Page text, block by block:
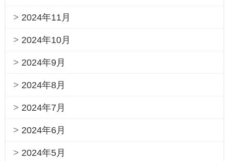
2024年11月
2024年10月
2024年9月
2024年8月
2024年7月
2024年6月
2024年5月